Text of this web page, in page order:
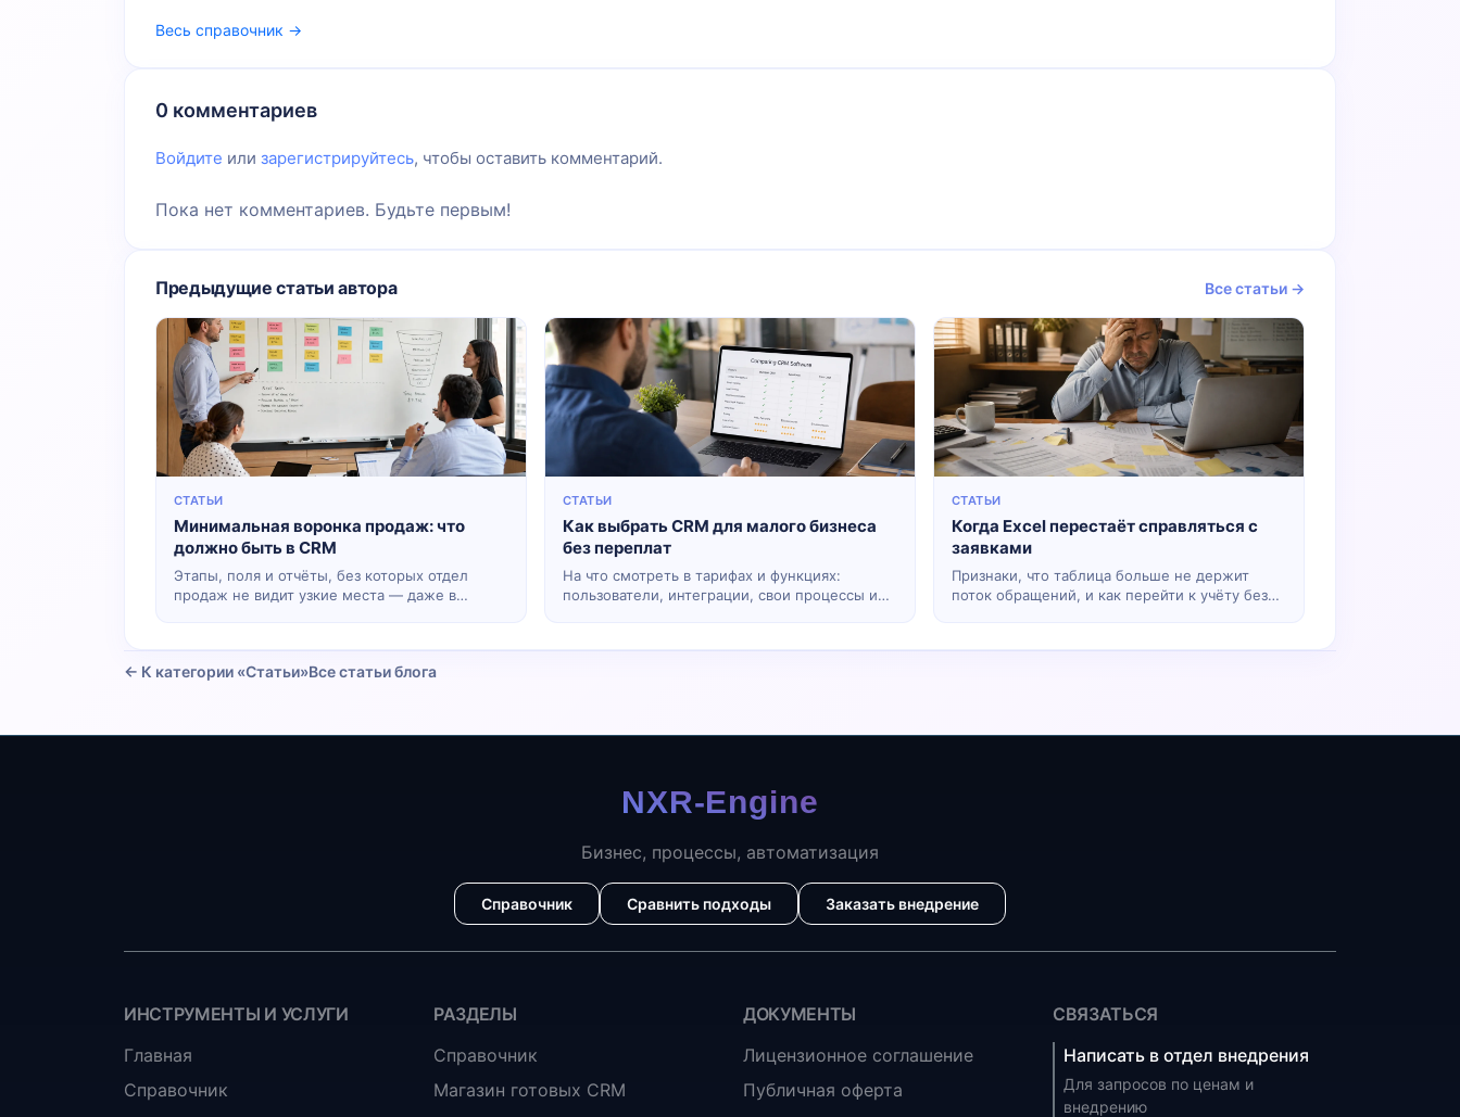
Весь справочник →
0 комментариев
Войдите или зарегистрируйтесь, чтобы оставить комментарий.
Пока нет комментариев. Будьте первым!
Предыдущие статьи автора Все статьи →
СТАТЬИ
Минимальная воронка продаж: что
должно быть в CRM
Этапы, поля и отчёты, без которых отдел
продаж не видит узкие места — даже в
СТАТЬИ
Как выбрать CRM для малого бизнеса
без переплат
На что смотреть в тарифах и функциях:
пользователи, интеграции, свои процессы и
СТАТЬИ
Когда Excel перестаёт справляться с
заявками
Признаки, что таблица больше не держит
поток обращений, и как перейти к учёту без
← К категории «Статьи»Все статьи блога
Бизнес, процессы, автоматизация
Справочник Сравнить подходы Заказать внедрение
ИНСТРУМЕНТЫ И УСЛУГИ
Главная
Справочник
РАЗДЕЛЫ
Справочник
Магазин готовых CRM
ДОКУМЕНТЫ
Лицензионное соглашение
Публичная оферта
СВЯЗАТЬСЯ
Написать в отдел внедрения
Для запросов по ценам и
внедрению